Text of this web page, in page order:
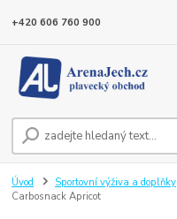
+420 606 760 900
Úvod Sportovní výživa a doplňky
Carbosnack Apricot